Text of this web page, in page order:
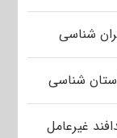
شناسی
شناسی
غیرعامل